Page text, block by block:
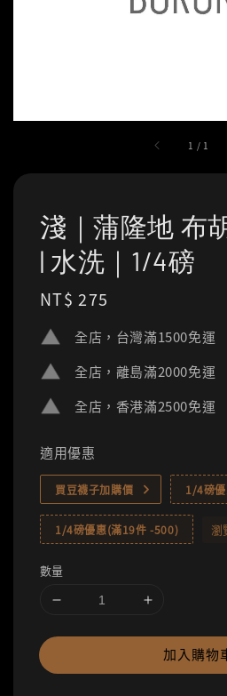
1 / 1
淺｜蒲隆地 布
| 水洗｜1/4磅
Regular
NT$ 275
全店，台灣滿1500免運
全店，離島滿2000免運
全店，香港滿2500免運
適用優惠
買豆襪子加購價 1/4磅
1/4磅優惠(滿19件 -500) 瀏
數量
加入購物